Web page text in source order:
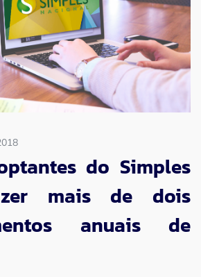
do Simples
mais de dois
anuais de